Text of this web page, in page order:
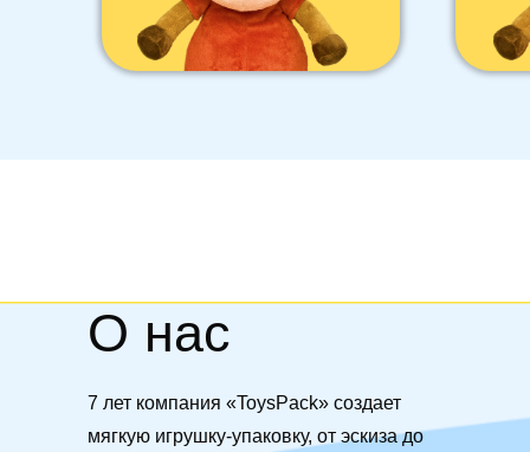
О нас
7 лет компания «ToysPack» создает
мягкую игрушку-упаковку, от эскиза до